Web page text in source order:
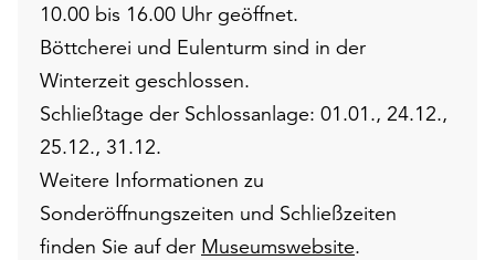
10.00 bis 16.00 Uhr geöffnet.
Böttcherei und Eulenturm sind in der
Winterzeit geschlossen.
Schließtage der Schlossanlage: 01.01., 24.12.,
25.12., 31.12.
Weitere Informationen zu
Sonderöffnungszeiten und Schließzeiten
finden Sie auf der Museumswebsite.